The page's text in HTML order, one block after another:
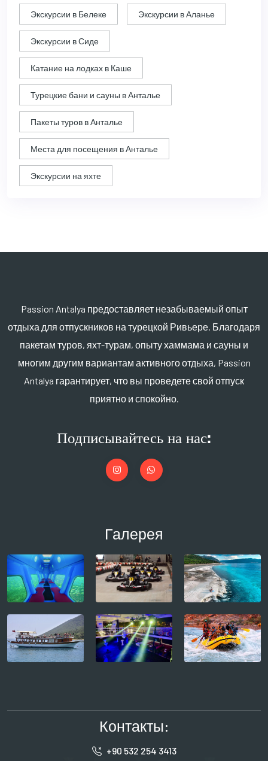
Экскурсии в Белеке Экскурсии в Аланье
Экскурсии в Сиде
Катание на лодках в Каше
Турецкие бани и сауны в Анталье
Пакеты туров в Анталье
Места для посещения в Анталье
Экскурсии на яхте
Passion Antalya предоставляет незабываемый опыт
отдыха для отпускников на турецкой Ривьере. Благодаря
пакетам туров, яхт-турам, опыту хаммама и сауны и
многим другим вариантам активного отдыха, Passion
Antalya гарантирует, что вы проведете свой отпуск
приятно и спокойно.
Подписывайтесь на нас:
Галерея
Контакты:
+90 532 254 3413